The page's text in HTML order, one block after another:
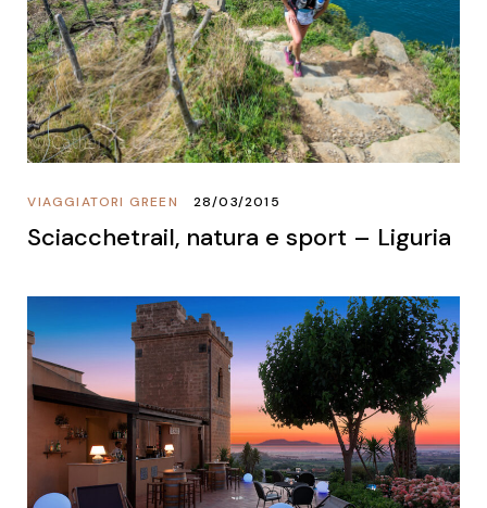
VIAGGIATORI GREEN 28/03/2015
Sciacchetrail, natura e sport – Liguria